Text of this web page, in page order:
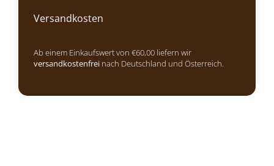
Versandkosten
Ab einem Einkaufswert von €60,00 liefern wir
versandkostenfrei nach Deutschland und Österreich.